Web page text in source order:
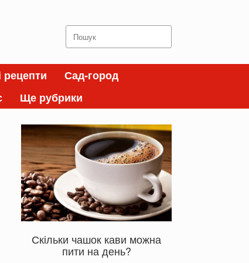
Search
for:
рецепти
Сад-город
Ще рубрики
Скільки чашок кави можна
пити на день?